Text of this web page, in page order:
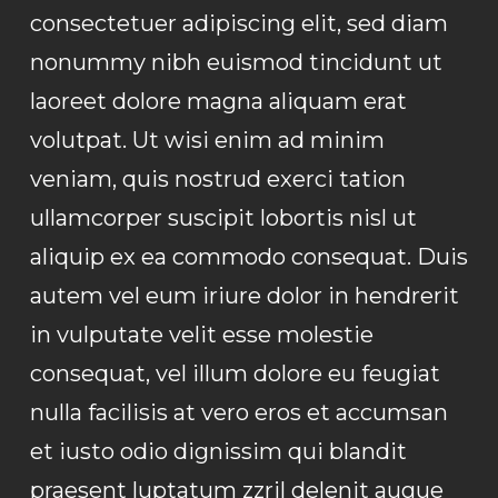
consectetuer adipiscing elit, sed diam
nonummy nibh euismod tincidunt ut
laoreet dolore magna aliquam erat
volutpat. Ut wisi enim ad minim
veniam, quis nostrud exerci tation
ullamcorper suscipit lobortis nisl ut
aliquip ex ea commodo consequat. Duis
autem vel eum iriure dolor in hendrerit
in vulputate velit esse molestie
consequat, vel illum dolore eu feugiat
nulla facilisis at vero eros et accumsan
et iusto odio dignissim qui blandit
praesent luptatum zzril delenit augue